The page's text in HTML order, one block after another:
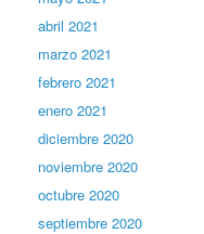
abril 2021
marzo 2021
febrero 2021
enero 2021
diciembre 2020
noviembre 2020
octubre 2020
septiembre 2020